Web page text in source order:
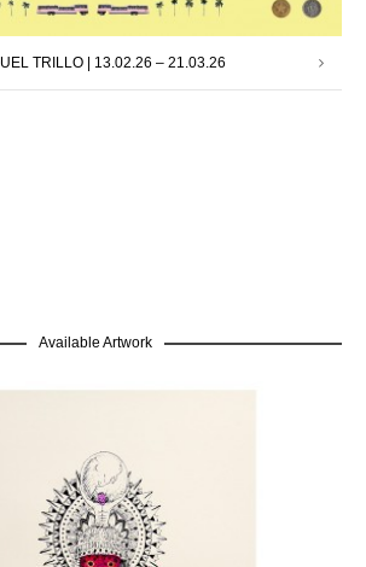
TRILLO | 13.02.26 – 21.03.26
Available Artwork